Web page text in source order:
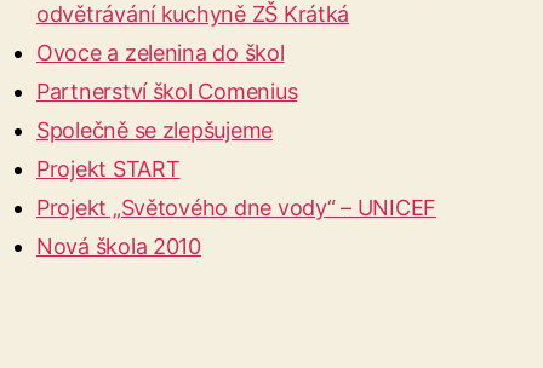
odvětrávání kuchyně ZŠ Krátká
Ovoce a zelenina do škol
Partnerství škol Comenius
Společně se zlepšujeme
Projekt START
Projekt „Světového dne vody“ – UNICEF
Nová škola 2010